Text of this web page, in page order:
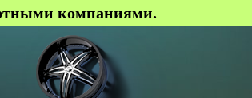
компаниями.